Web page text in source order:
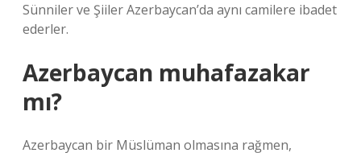
Sünniler ve Şiiler Azerbaycan’da aynı camilere ibadet
ederler.
Azerbaycan muhafazakar
mı?
Azerbaycan bir Müslüman olmasına rağmen,